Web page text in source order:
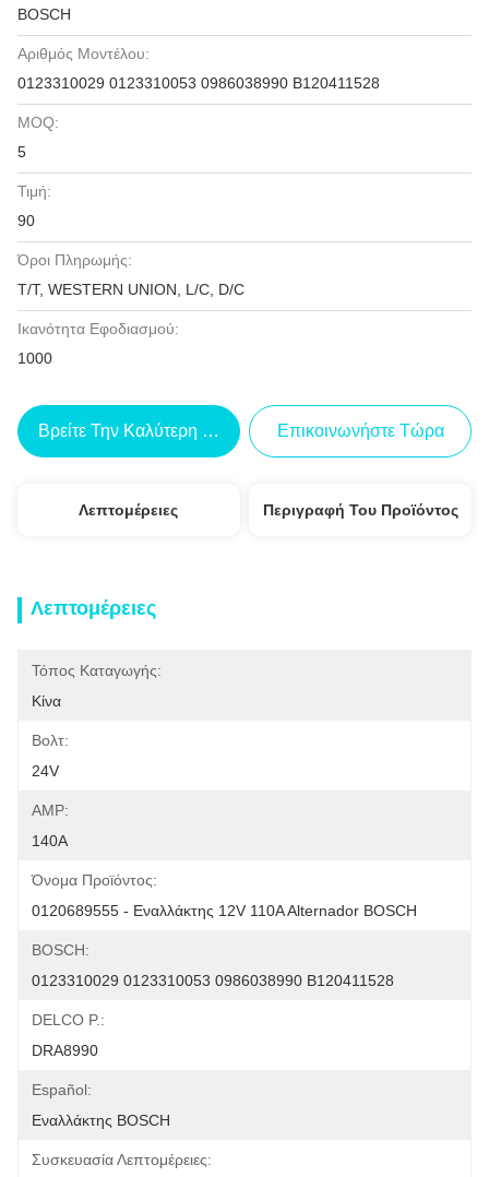
BOSCH
Αριθμός Μοντέλου:
0123310029 0123310053 0986038990 B120411528
MOQ:
5
Τιμή:
90
Όροι Πληρωμής:
T/T, WESTERN UNION, L/C, D/C
Ικανότητα Εφοδιασμού:
1000
Βρείτε Την Καλύτερη Τιμή Επικοινωνήστε Τώρα
Λεπτομέρειες Περιγραφή Του Προϊόντος
Λεπτομέρειες
Τόπος Καταγωγής:
Κίνα
Βολτ:
24V
AMP:
140A
Όνομα Προϊόντος:
0120689555 - Εναλλάκτης 12V 110A Alternador BOSCH
BOSCH:
0123310029 0123310053 0986038990 B120411528
DELCO Ρ.:
DRA8990
Español:
Εναλλάκτης BOSCH
Συσκευασία Λεπτομέρειες: